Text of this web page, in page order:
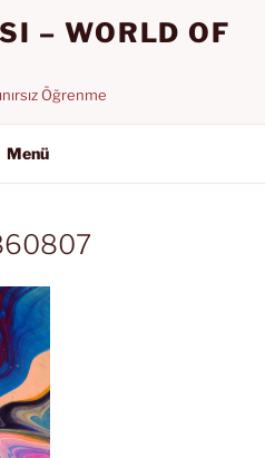
– WORLD OF
Öğrenme
Menü